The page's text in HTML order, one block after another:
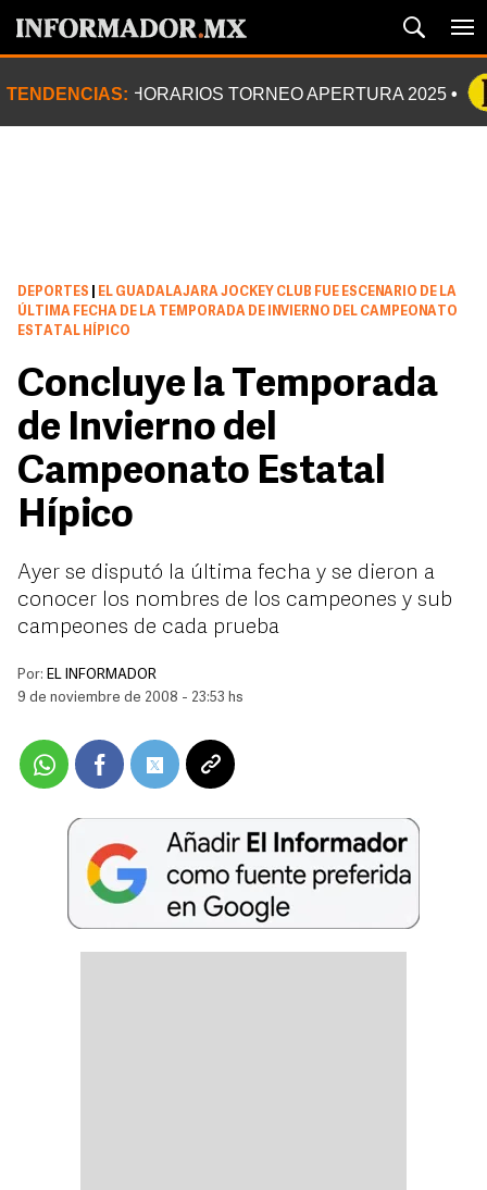
TENDENCIAS: HORARIOS TORNEO APERTURA 2025
DEPORTES
EL GUADALAJARA JOCKEY CLUB FUE ESCENARIO DE LA
ÚLTIMA FECHA DE LA TEMPORADA DE INVIERNO DEL CAMPEONATO
ESTATAL HÍPICO
Concluye la Temporada
de Invierno del
Campeonato Estatal
Hípico
Ayer se disputó la última fecha y se dieron a
conocer los nombres de los campeones y sub
campeones de cada prueba
Por: EL INFORMADOR
9 de noviembre de 2008 - 23:53 hs